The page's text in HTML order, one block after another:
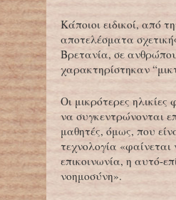
Κάποιοι ειδικοί, από
αποτελέσματα
Βρετανία, σε
χαρακτηρίστηκαν
Οι μικρότερες
να συγκεντρώνονται
μαθητές, όμως, που
τεχνολογία «φαίνεται
επικοινωνία, η αυτό-
νοημοσύνη».